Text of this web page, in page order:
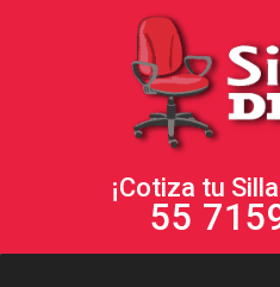
¡Cotiza tu
55